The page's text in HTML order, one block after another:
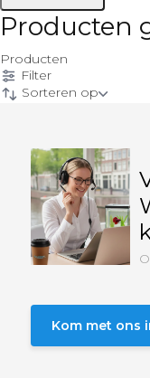
Producten
Producten
Filter
Sorteren op
Kom met ons